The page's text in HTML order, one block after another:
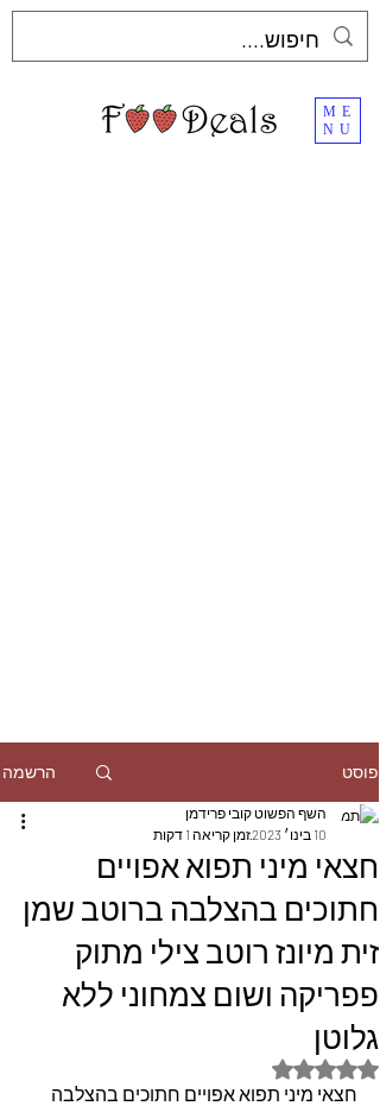
ME
NU
פוסט הרשמה
חצאי מיני תפוא אפויים
חתוכים בהצלבה ברוטב שמן
זית מיונז רוטב צילי מתוק
פפריקה ושום צמחוני ללא
גלוטן
השף הפשוט קובי פרידמן
10 בינו׳ 2023
זמן קריאה 1 דקות
דירוג של NaN מתוך 5 כוכבים
חצאי מיני תפוא אפויים חתוכים בהצלבה